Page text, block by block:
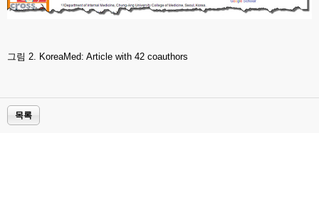
그림 2. KoreaMed: Article with 42 coauthors
목록